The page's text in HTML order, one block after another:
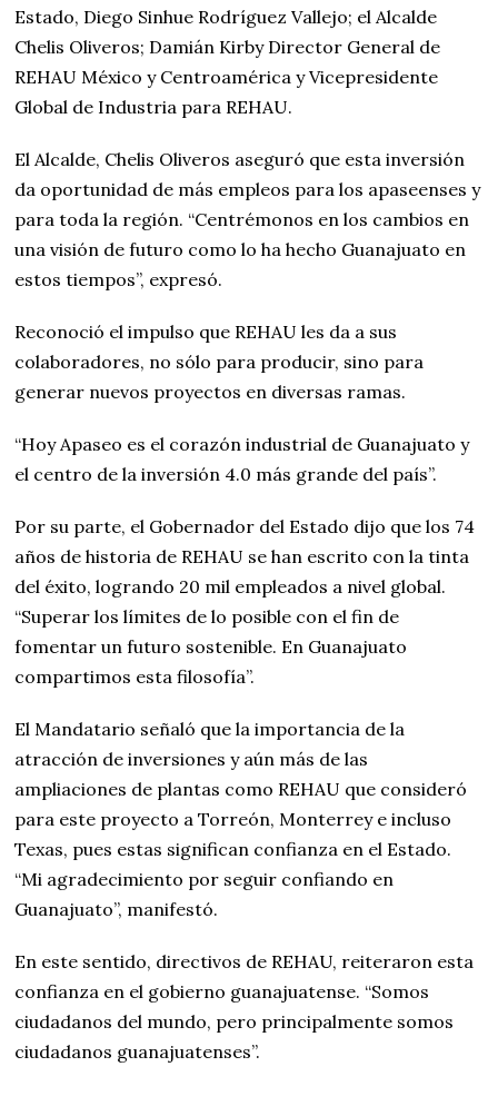
Estado, Diego Sinhue Rodríguez Vallejo; el Alcalde
Chelis Oliveros; Damián Kirby Director General de
REHAU México y Centroamérica y Vicepresidente
Global de Industria para REHAU.
El Alcalde, Chelis Oliveros aseguró que esta inversión
da oportunidad de más empleos para los apaseenses y
para toda la región. “Centrémonos en los cambios en
una visión de futuro como lo ha hecho Guanajuato en
estos tiempos”, expresó.
Reconoció el impulso que REHAU les da a sus
colaboradores, no sólo para producir, sino para
generar nuevos proyectos en diversas ramas.
“Hoy Apaseo es el corazón industrial de Guanajuato y
el centro de la inversión 4.0 más grande del país”.
Por su parte, el Gobernador del Estado dijo que los 74
años de historia de REHAU se han escrito con la tinta
del éxito, logrando 20 mil empleados a nivel global.
“Superar los límites de lo posible con el fin de
fomentar un futuro sostenible. En Guanajuato
compartimos esta filosofía”.
El Mandatario señaló que la importancia de la
atracción de inversiones y aún más de las
ampliaciones de plantas como REHAU que consideró
para este proyecto a Torreón, Monterrey e incluso
Texas, pues estas significan confianza en el Estado.
“Mi agradecimiento por seguir confiando en
Guanajuato”, manifestó.
En este sentido, directivos de REHAU, reiteraron esta
confianza en el gobierno guanajuatense. “Somos
ciudadanos del mundo, pero principalmente somos
ciudadanos guanajuatenses”.